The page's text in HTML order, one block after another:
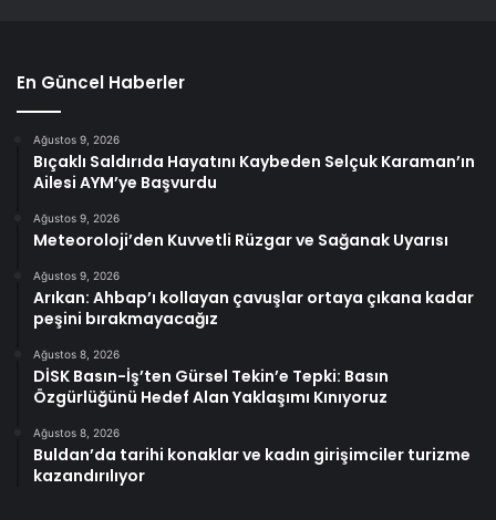
En Güncel Haberler
Ağustos 9, 2026
Bıçaklı Saldırıda Hayatını Kaybeden Selçuk Karaman’ın
Ailesi AYM’ye Başvurdu
Ağustos 9, 2026
Meteoroloji’den Kuvvetli Rüzgar ve Sağanak Uyarısı
Ağustos 9, 2026
Arıkan: Ahbap’ı kollayan çavuşlar ortaya çıkana kadar
peşini bırakmayacağız
Ağustos 8, 2026
DİSK Basın-İş’ten Gürsel Tekin’e Tepki: Basın
Özgürlüğünü Hedef Alan Yaklaşımı Kınıyoruz
Ağustos 8, 2026
Buldan’da tarihi konaklar ve kadın girişimciler turizme
kazandırılıyor